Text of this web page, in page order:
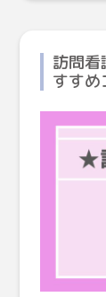
訪問
すすめ